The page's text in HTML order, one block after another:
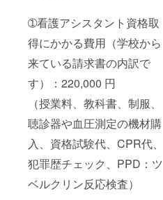
➀看護アシスタント資格取
得にかかる費用（学校から
来ている請求書の内訳で
す）：220,000 円
（授業料、教科書、制服、
聴診器や血圧測定の機材購
入、資格試験代、CPR代、
犯罪歴チェック、PPD：ツ
ベルクリン反応検査）